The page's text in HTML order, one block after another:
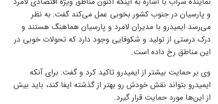
و پارسیان در جنوب کشور بخوبی عمل می‌کند گفت: به نظر
می‌رسد ایمیدرو با مدیران لامرد و پارسیان هماهنگ هستند و
درک درستی از تولید و شکوفایی وجود دارد که تحولات خوبی در
این مناطق رخ داده است.
وی بر حمایت بیشتر از ایمیدرو تاکید کرد و گفت: برای آنکه
ایمیدرو بتواند نقش خودش رو بهتر از گذشته ایفا کند، باید بیش
از این‌ها مورد حمایت قرار گیرد.